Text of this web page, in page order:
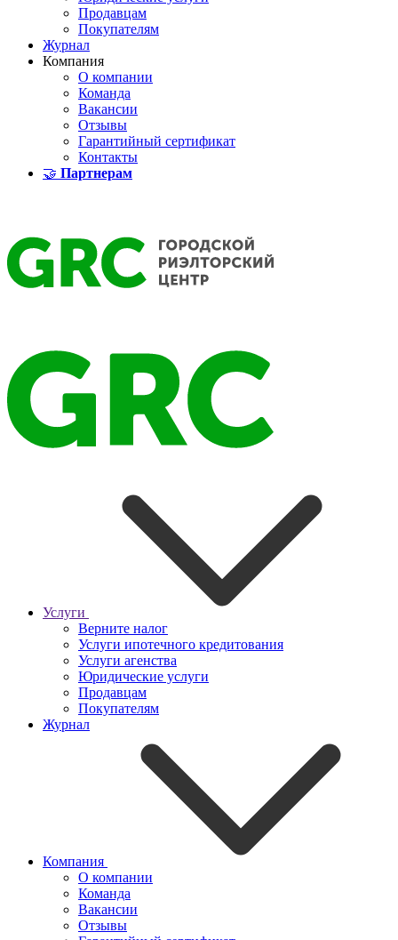
Продавцам
Покупателям
Журнал
Компания
О компании
Команда
Вакансии
Отзывы
Гарантийный сертификат
Контакты
🤝 Партнерам
Услуги
Верните налог
Услуги ипотечного кредитования
Услуги агенства
Юридические услуги
Продавцам
Покупателям
Журнал
Компания
О компании
Команда
Вакансии
Отзывы